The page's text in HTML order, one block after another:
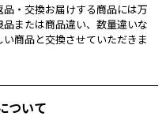
・交換お届けする商品には万
または商品違い、数量違いな
商品と交換させていただきま
ついて